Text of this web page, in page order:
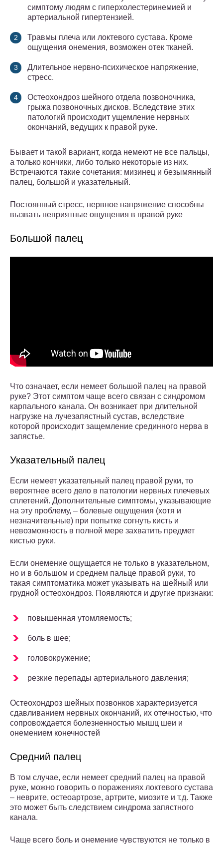
симптому людям с гиперхолестеринемией и
артериальной гипертензией.
Травмы плеча или локтевого сустава. Кроме
ощущения онемения, возможен отек тканей.
Длительное нервно-психическое напряжение,
стресс.
Остеохондроз шейного отдела позвоночника,
грыжа позвоночных дисков. Вследствие этих
патологий происходит ущемление нервных
окончаний, ведущих к правой руке.
Бывает и такой вариант, когда немеют не все пальцы,
а только кончики, либо только некоторые из них.
Встречаются такие сочетания: мизинец и безымянный
палец, большой и указательный.
Постоянный стресс, нервное напряжение способны
вызвать неприятные ощущения в правой руке
Большой палец
Что означает, если немеет большой палец на правой
руке? Этот симптом чаще всего связан с синдромом
карпального канала. Он возникает при длительной
нагрузке на лучезапястный сустав, вследствие
которой происходит защемление срединного нерва в
запястье.
Указательный палец
Если немеет указательный палец правой руки, то
вероятнее всего дело в патологии нервных плечевых
сплетений. Дополнительные симптомы, указывающие
на эту проблему, – болевые ощущения (хотя и
незначительные) при попытке согнуть кисть и
невозможность в полной мере захватить предмет
кистью руки.
Если онемение ощущается не только в указательном,
но и в большом и среднем пальце правой руки, то
такая симптоматика может указывать на шейный или
грудной остеохондроз. Появляются и другие признаки:
повышенная утомляемость;
боль в шее;
головокружение;
резкие перепады артериального давления;
Остеохондроз шейных позвонков характеризуется
сдавливанием нервных окончаний, их отечностью, что
сопровождается болезненностью мышц шеи и
онемением конечностей
Средний палец
В том случае, если немеет средний палец на правой
руке, можно говорить о поражениях локтевого сустава
– неврите, остеоартрозе, артрите, миозите и т.д. Также
это может быть следствием синдрома запястного
канала.
Чаще всего боль и онемение чувствуются не только в